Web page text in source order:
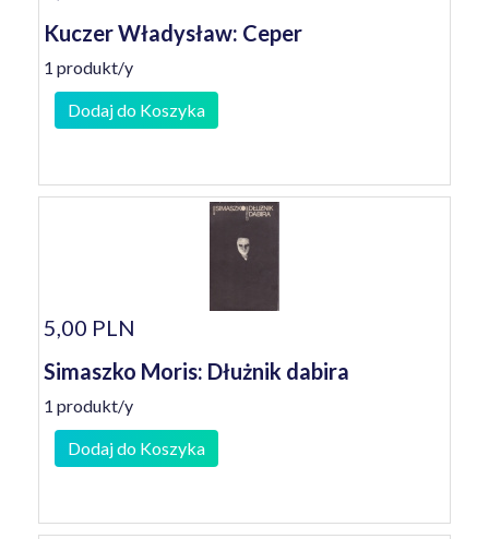
Kuczer Władysław: Ceper
1 produkt/y
Dodaj do Koszyka
5,00 PLN
Simaszko Moris: Dłużnik dabira
1 produkt/y
Dodaj do Koszyka